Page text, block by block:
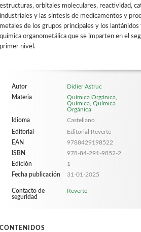
estructuras, orbitales moleculares, reactividad,
industriales y las síntesis de medicamentos y
metales de los grupos principales y los
química organometálica que se imparten en el
primer nivel.
Autor
Didier Astruc
Materia
Química Orgánica
Química ,Química
Orgánica
Idioma
Castellano
Editorial
Editorial Reverté
EAN
9788429198522
ISBN
978-84-291-9852-2
Edición
1
Fecha publicación
31-01-2025
Contacto de
seguridad
Reverté
CONTENIDOS